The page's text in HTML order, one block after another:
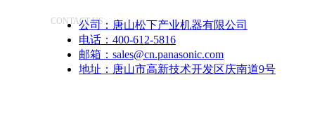
CONTACT US
公司： 唐山松下产业机器有限公司
电话： 400-612-5816
邮箱： sales@cn.panasonic.com
地址： 唐山市高新技术开发区庆南道9号